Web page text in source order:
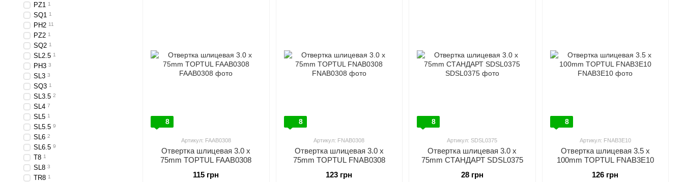
8
Артикул: FAAB0308
Отвертка шлицевая 3.0 x
75mm TOPTUL FAAB0308
115 грн
8
Артикул: FNAB0308
Отвертка шлицевая 3.0 x
75mm TOPTUL FNAB0308
123 грн
8
Артикул: SDSL0375
Отвертка шлицевая 3.0 x
75mm СТАНДАРТ SDSL0375
28 грн
8
Артикул: FNAB3E10
Отвертка шлицевая 3.5 x
100mm TOPTUL FNAB3E10
126 грн
PZ1 1
SQ1 1
PH2 11
PZ2 1
SQ2 1
SL2.5 1
PH3 3
SL3 3
SQ3 1
SL3.5 2
SL4 7
SL5 1
SL5.5 9
SL6 2
SL6.5 9
T8 1
SL8 3
TR8 1